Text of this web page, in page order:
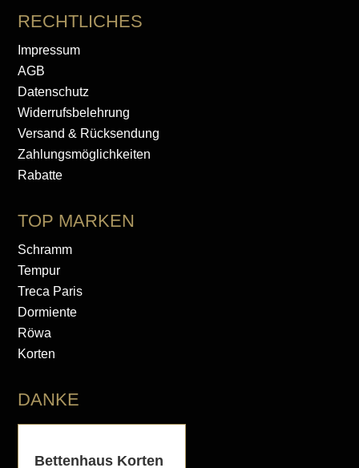
RECHTLICHES
Impressum
AGB
Datenschutz
Widerrufsbelehrung
Versand & Rücksendung
Zahlungsmöglichkeiten
Rabatte
TOP MARKEN
Schramm
Tempur
Treca Paris
Dormiente
Röwa
Korten
DANKE
Bettenhaus Korten